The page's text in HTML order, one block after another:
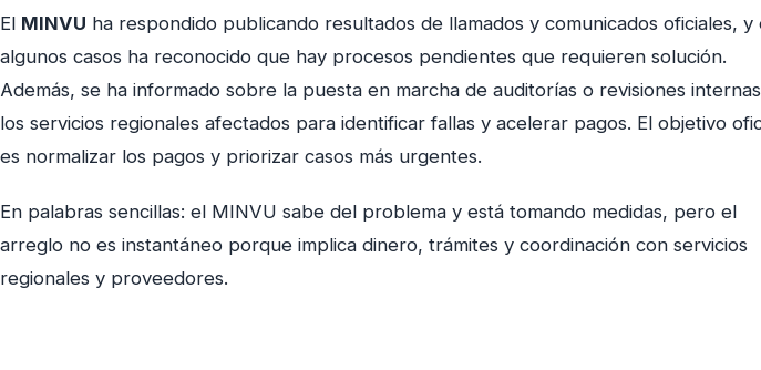
El MINVU ha respondido publicando resultados de llamados y comunicados oficiales, y
algunos casos ha reconocido que hay procesos pendientes que requieren solución.
Además, se ha informado sobre la puesta en marcha de auditorías o revisiones
los servicios regionales afectados para identificar fallas y acelerar pagos. El objetivo
es normalizar los pagos y priorizar casos más urgentes.
En palabras sencillas: el MINVU sabe del problema y está tomando medidas, pero el
arreglo no es instantáneo porque implica dinero, trámites y coordinación con servicios
regionales y proveedores.